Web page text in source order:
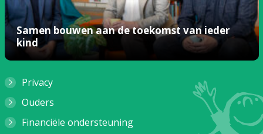
Samen bouwen aan de toekomst van ieder
kind
Privacy
Ouders
Financiële ondersteuning